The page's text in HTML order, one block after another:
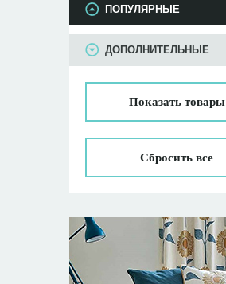
ПАРАМЕТРЫ
ПОПУЛЯРНЫЕ
ДОПОЛНИТЕЛЬНЫЕ
Показатьтовары
Сбросить все